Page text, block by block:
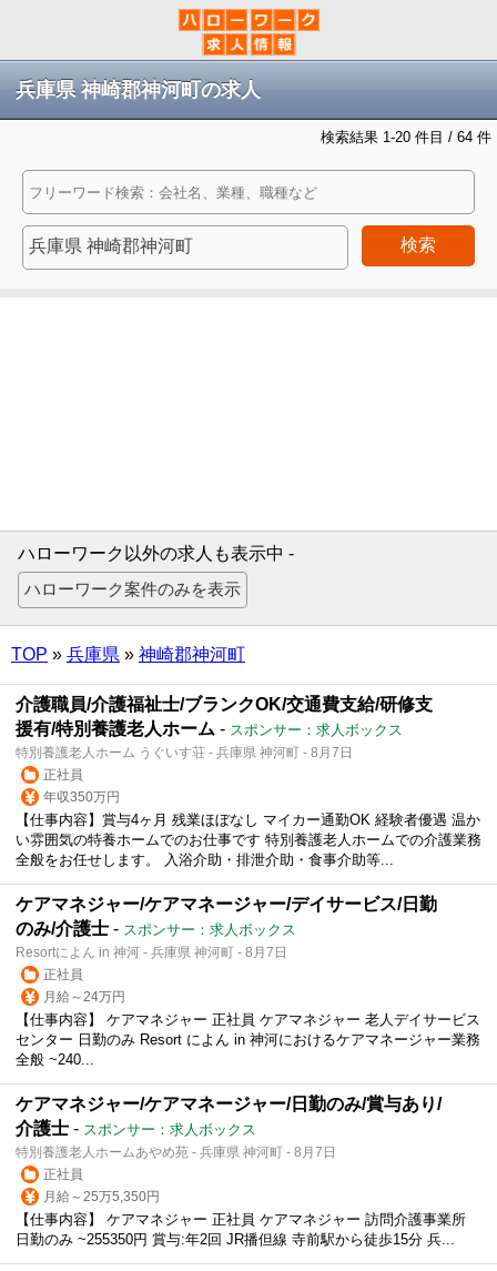
兵庫県 神崎郡神河町の求人
検索結果 1-20 件目 / 64 件
検索
ハローワーク以外の求人も表示中 -
TOP » 兵庫県 » 神崎郡神河町
介護職員/介護福祉士/ブランクOK/交通費支給/研修支
援有/特別養護老人ホーム - スポンサー：求人ボックス
特別養護老人ホーム うぐいす荘 - 兵庫県 神河町 - 8月7日
正社員
年収350万円
【仕事内容】賞与4ヶ月 残業ほぼなし マイカー通勤OK 経験者優遇 温か
い雰囲気の特養ホームでのお仕事です 特別養護老人ホームでの介護業務
全般をお任せします。 入浴介助・排泄介助・食事介助等...
ケアマネジャー/ケアマネージャー/デイサービス/日勤
のみ/介護士 - スポンサー：求人ボックス
Resortによん in 神河 - 兵庫県 神河町 - 8月7日
正社員
月給～24万円
【仕事内容】 ケアマネジャー 正社員 ケアマネジャー 老人デイサービス
センター 日勤のみ Resort によん in 神河におけるケアマネージャー業務
全般 ~240...
ケアマネジャー/ケアマネージャー/日勤のみ/賞与あり/
介護士 - スポンサー：求人ボックス
特別養護老人ホームあやめ苑 - 兵庫県 神河町 - 8月7日
正社員
月給～25万5,350円
【仕事内容】 ケアマネジャー 正社員 ケアマネジャー 訪問介護事業所
日勤のみ ~255350円 賞与:年2回 JR播但線 寺前駅から徒歩15分 兵...